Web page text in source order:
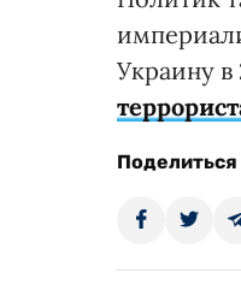
Украину в
Поделиться